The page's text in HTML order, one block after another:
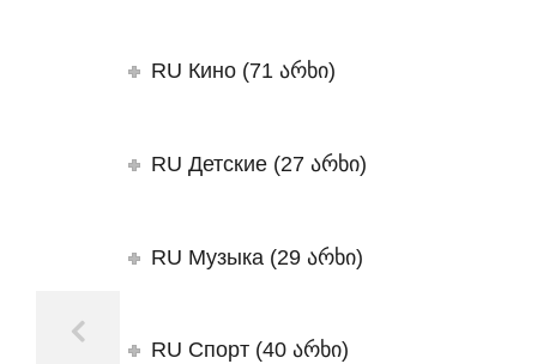
RU Кино (71 არხი)
RU Детские (27 არხი)
RU Музыка (29 არხი)
RU Спорт (40 არხი)